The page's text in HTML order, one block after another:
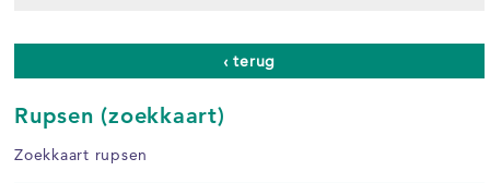
‹ terug
Rupsen (zoekkaart)
Zoekkaart rupsen